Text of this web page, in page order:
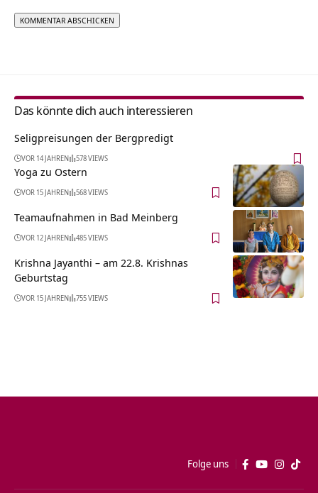
Das könnte dich auch interessieren
Seligpreisungen der Bergpredigt
VOR 14 JAHREN 578 VIEWS
Yoga zu Ostern
VOR 15 JAHREN 568 VIEWS
Teamaufnahmen in Bad Meinberg
VOR 12 JAHREN 485 VIEWS
Krishna Jayanthi – am 22.8. Krishnas
Geburtstag
VOR 15 JAHREN 755 VIEWS
Folge uns